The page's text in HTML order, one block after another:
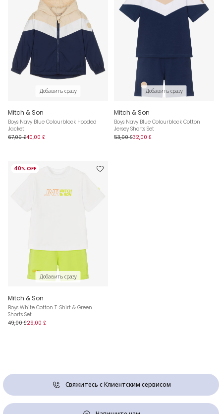
Добавить сразу
Mitch & Son
Boys Navy Blue Colourblock Hooded
Jacket
67,00 £40,00 £
Добавить сразу
Mitch & Son
Boys Navy Blue Colourblock Cotton
Jersey Shorts Set
53,00 £32,00 £
40% OFF
Добавить сразу
Mitch & Son
Boys White Cotton T-Shirt & Green
Shorts Set
49,00 £29,00 £
Свяжитесь с Клиентским сервисом